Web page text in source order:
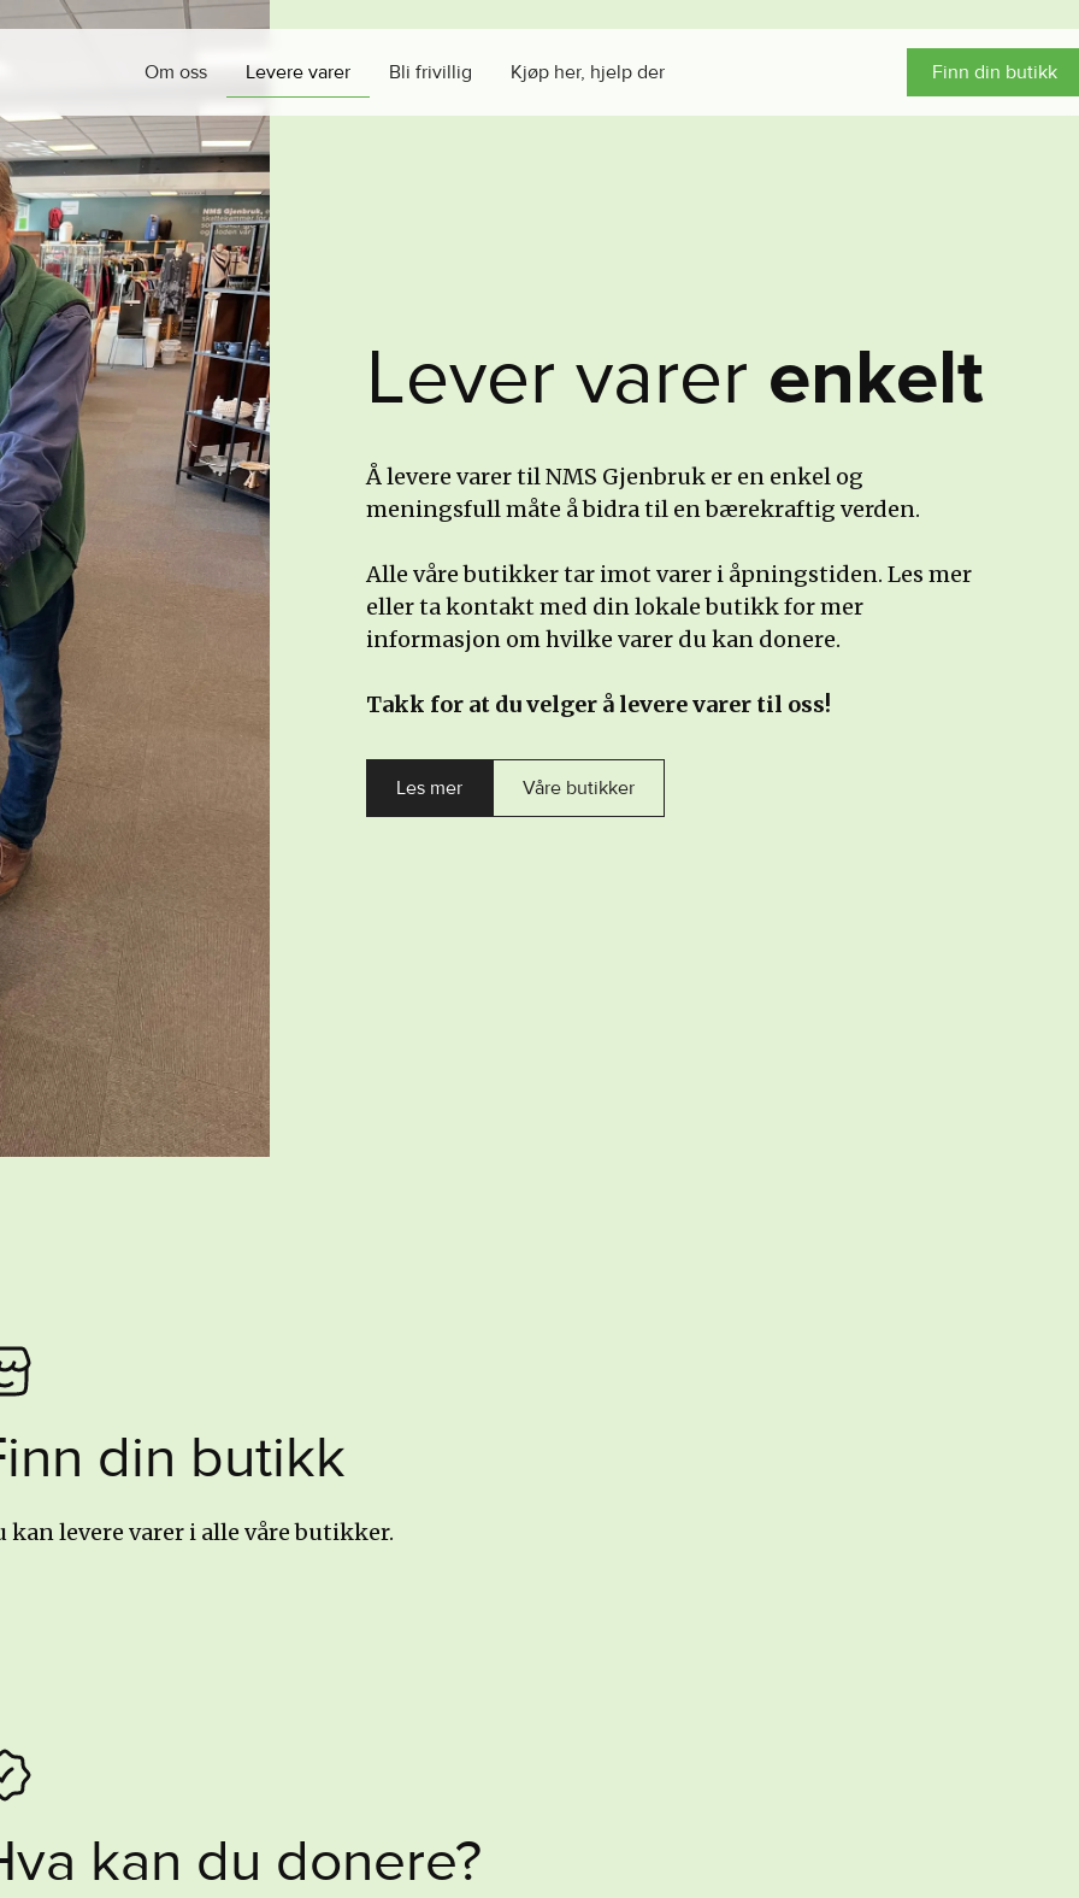
Om oss Levere varer Bli frivillig Kjøp her, hjelp der Finn din butikk
Lever varer enkelt
Å levere varer til NMS Gjenbruk er en enkel og
meningsfull måte å bidra til en bærekraftig verden.
Alle våre butikker tar imot varer i åpningstiden. Les mer
eller ta kontakt med din lokale butikk for mer
informasjon om hvilke varer du kan donere.
Takk for at du velger å levere varer til oss!
Les mer Våre butikker
din butikk
kan levere varer i alle våre butikker.
kan du donere?